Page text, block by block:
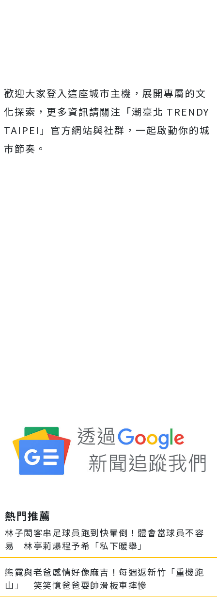
歡迎大家登入這座城市主機，展開專屬的文
化探索，更多資訊請關注「潮臺北 TRENDY
TAIPEI」官方網站與社群，一起啟動你的城
市節奏。
熱門推薦
林子閎客串足球員跑到快暈倒！體會當球員不容
易 林亭莉爆程予希「私下暖舉」
熊霓與老爸感情好像麻吉！每週返新竹「重機跑
山」 笑笑憶爸爸耍帥滑板車摔慘